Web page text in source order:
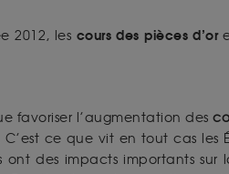
2012, les cours des pièces d’or
favoriser l’augmentation des
ce que vit en tout cas les
des impacts importants